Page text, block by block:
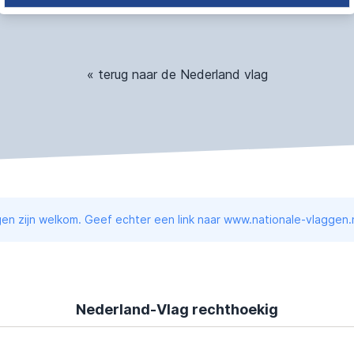
« terug naar de Nederland vlag
zijn welkom. Geef echter een link naar www.nationale-
Nederland-Vlag rechthoekig